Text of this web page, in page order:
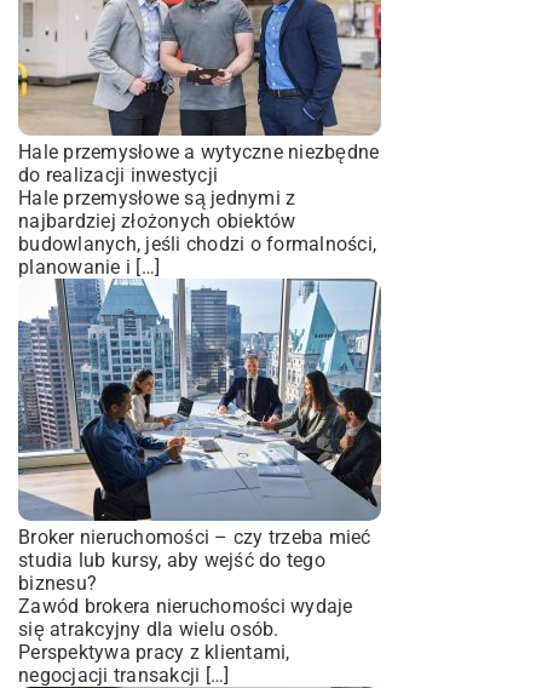
Hale przemysłowe a wytyczne niezbędne
do realizacji inwestycji
Hale przemysłowe są jednymi z
najbardziej złożonych obiektów
budowlanych, jeśli chodzi o formalności,
planowanie i […]
Broker nieruchomości – czy trzeba mieć
studia lub kursy, aby wejść do tego
biznesu?
Zawód brokera nieruchomości wydaje
się atrakcyjny dla wielu osób.
Perspektywa pracy z klientami,
negocjacji transakcji […]